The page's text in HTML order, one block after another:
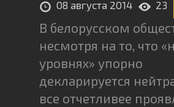
08 августа 2014 23
В белорусском
несмотря на то, что
уровнях» упорно
декларируется
все отчетливее